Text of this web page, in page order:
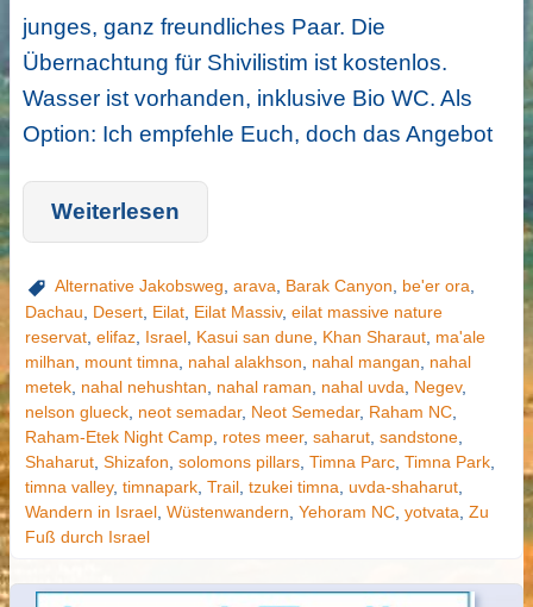
junges, ganz freundliches Paar. Die
Übernachtung für Shivilistim ist kostenlos.
Wasser ist vorhanden, inklusive Bio WC. Als
Option: Ich empfehle Euch, doch das Angebot
Weiterlesen
Alternative Jakobsweg arava Barak Canyon be'er ora
Dachau
Desert, Eilat, Eilat Massiv, eilat massive nature
reservat, elifaz, Israel, Kasui san dune, Khan Sharaut, ma'ale
milhan
mount timna nahal alakhson nahal mangan
nahal
metek, nahal nehushtan nahal raman nahal uvda Negev,
nelson glueck, neot semadar, Neot Semedar, Raham NC,
Raham-Etek Night Camp, rotes meer, saharut, sandstone,
Shaharut, Shizafon solomons pillars, Timna Parc, Timna Park,
timna valley, timnapark, Trail, tzukei timna uvda-shaharut,
Wandern in Israel, Wüstenwandern Yehoram NC, yotvata Zu
Fuß durch Israel